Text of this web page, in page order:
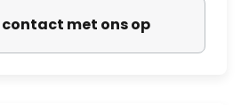
contact met ons op